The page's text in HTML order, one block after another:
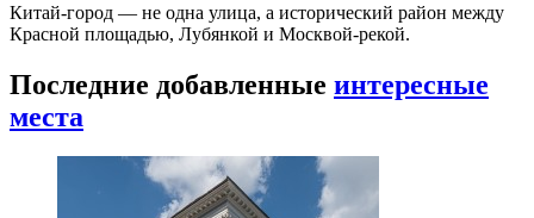
Китай-город — не одна улица, а исторический район между
Красной площадью, Лубянкой и Москвой-рекой.
Последние добавленные интересные
места